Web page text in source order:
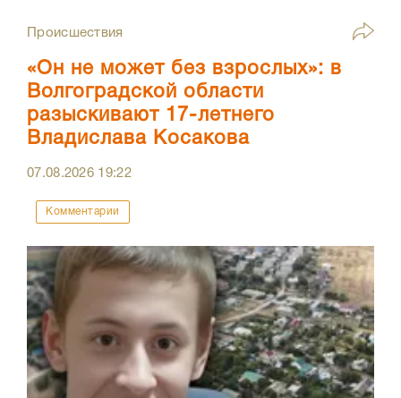
Происшествия
«Он не может без взрослых»: в
Волгоградской области
разыскивают 17-летнего
Владислава Косакова
07.08.2026 19:22
Комментарии